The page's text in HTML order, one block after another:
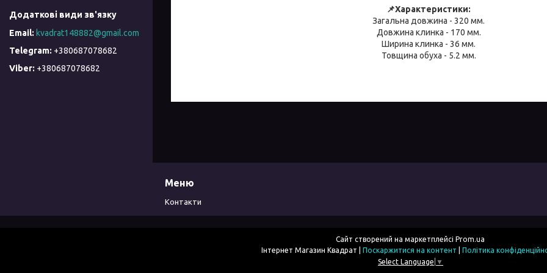
📌Характеристики:
Загальна довжина - 320 мм.
Довжина клинка - 170 мм.
Ширина клинка - 36 мм.
Товщина обуха - 5.2 мм.
kvadrat148882@gmail.com
+380687078682
+380687078682
Меню
Контакти
Сайт створений на маркетплейсі Prom.ua
Поскаржитися на контент
Політика
Select Language ▼